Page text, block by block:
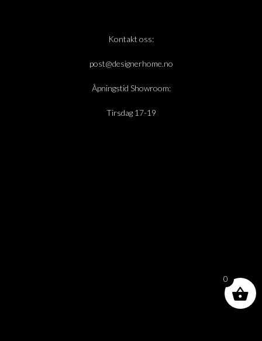
Kontakt oss:
post@designerhome.no
Åpningstid Showroom:
Tirsdag 17-19
0